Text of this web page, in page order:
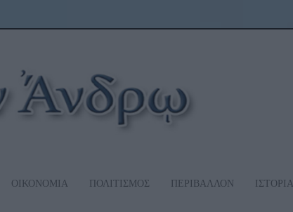
ΟΙΚΟΝΟΜΙΑ ΠΟΛΙΤΙΣΜΟΣ ΠΕΡΙΒΑΛΛΟΝ ΙΣΤΟΡΙΑ